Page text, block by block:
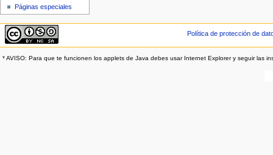
Páginas especiales
Política de protección de
* AVISO: Para que te funcionen los applets de Java debes usar Internet Explorer y seguir las